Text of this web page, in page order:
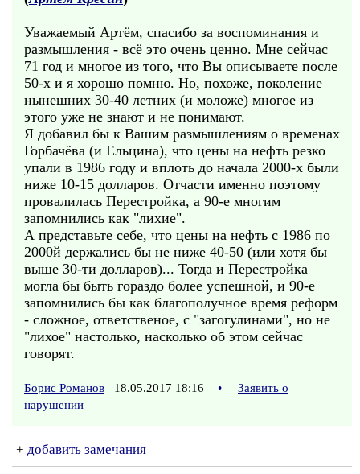
Уважаемый Артём, спасибо за воспоминания и
размышления - всё это очень ценно. Мне сейчас
71 год и многое из того, что Вы описываете после
50-х и я хорошо помню. Но, похоже, поколение
нынешних 30-40 летних (и моложе) многое из
этого уже не знают и не понимают.
Я добавил бы к Вашим размышлениям о временах
Горбачёва (и Ельцина), что цены на нефть резко
упали в 1986 году и вплоть до начала 2000-х были
ниже 10-15 долларов. Отчасти именно поэтому
провалилась Перестройка, а 90-е многим
запомнились как "лихие".
А представьте себе, что цены на нефть с 1986 по
2000й держались бы не ниже 40-50 (или хотя бы
выше 30-ти долларов)... Тогда и Перестройка
могла бы быть гораздо более успешной, и 90-е
запомнились бы как благополучное время реформ
- сложное, ответственое, с "загогулинами", но не
"лихое" настолько, насколько об этом сейчас
говорят.
Борис Романов 18.05.2017 18:16 •
Заявить о
нарушении
+ добавить замечания